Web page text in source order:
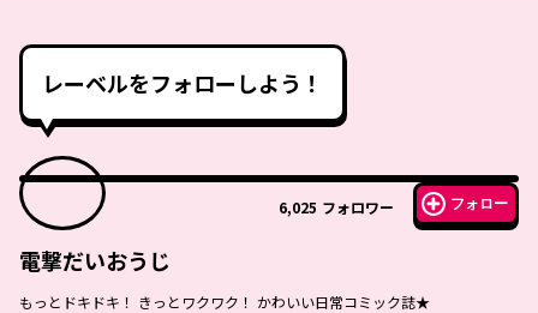
レーベルをフォローしよう！
6,025 フォロワー フォロー
電撃だいおうじ
もっとドキドキ！ きっとワクワク！ かわいい日常コミック誌★